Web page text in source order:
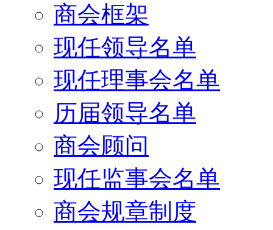
商会框架
现任领导名单
现任理事会名单
历届领导名单
商会顾问
现任监事会名单
商会规章制度